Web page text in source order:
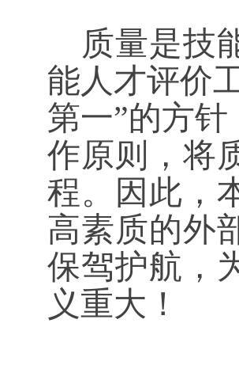
质量是技
能人才评价
第一”的方
作原则，将
程。因此，
高素质的外
保驾护航，
义重大！